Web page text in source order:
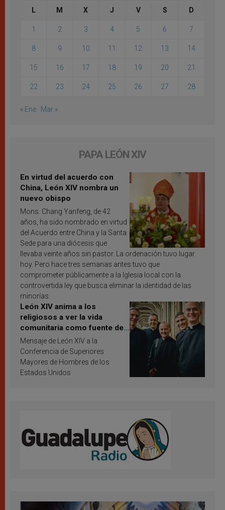
L M X J V S D
1 2 3 4 5 6 7
8 9 10 11 12 13 14
15 16 17 18 19 20 21
22 23 24 25 26 27 28
« Ene Mar »
PAPA LEÓN XIV
En virtud del acuerdo con
China, León XIV nombra un
nuevo obispo
Mons. Chang Yanfeng, de 42
años, ha sido nombrado en virtud
del Acuerdo entre China y la Santa
Sede para una diócesis que
llevaba veinte años sin pastor. La ordenación tuvo lugar
hoy. Pero hace tres semanas antes tuvo que
comprometer públicamente a la Iglesia local con la
controvertida ley que busca eliminar la identidad de las
minorías.
León XIV anima a los
religiosos a ver la vida
comunitaria como fuente de
inspiración y santificación
Mensaje de León XIV a la
Conferencia de Superiores
Mayores de Hombres de los
Estados Unidos